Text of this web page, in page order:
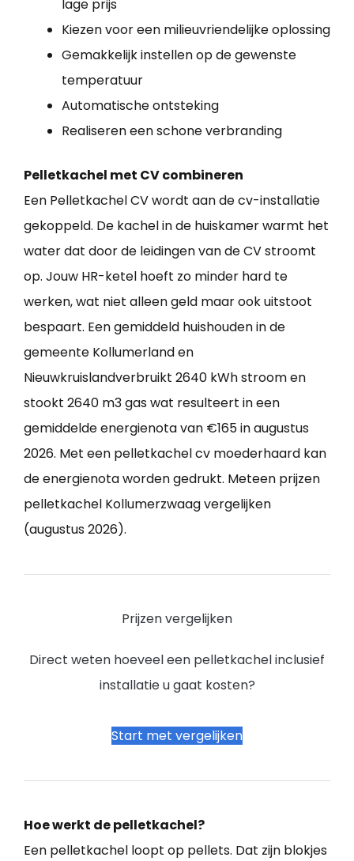
lage prijs
Kiezen voor een milieuvriendelijke oplossing
Gemakkelijk instellen op de gewenste
temperatuur
Automatische ontsteking
Realiseren een schone verbranding
Pelletkachel met CV combineren
Een Pelletkachel CV wordt aan de cv-installatie
gekoppeld. De kachel in de huiskamer warmt het
water dat door de leidingen van de CV stroomt
op. Jouw HR-ketel hoeft zo minder hard te
werken, wat niet alleen geld maar ook uitstoot
bespaart. Een gemiddeld huishouden in de
gemeente Kollumerland en
Nieuwkruislandverbruikt 2640 kWh stroom en
stookt 2640 m3 gas wat resulteert in een
gemiddelde energienota van €165 in augustus
2026. Met een pelletkachel cv moederhaard kan
de energienota worden gedrukt. Meteen prijzen
pelletkachel Kollumerzwaag vergelijken
(augustus 2026).
Prijzen vergelijken
Direct weten hoeveel een pelletkachel inclusief
installatie u gaat kosten?
Start met vergelijken
Hoe werkt de pelletkachel?
Een pelletkachel loopt op pellets. Dat zijn blokjes